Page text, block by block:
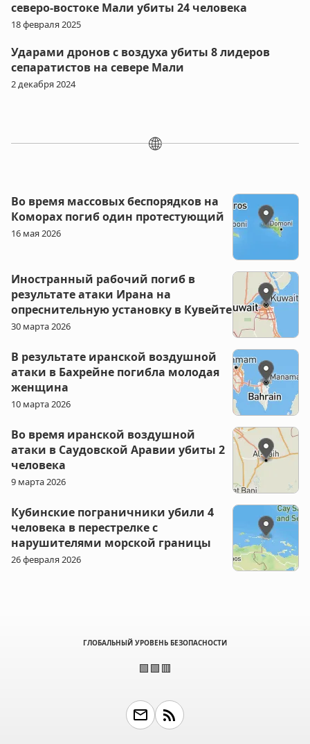
северо-востоке Мали убиты 24 человека
18 февраля 2025
Ударами дронов с воздуха убиты 8 лидеров
сепаратистов на севере Мали
2 декабря 2024
🌐
Во время массовых беспорядков на
Коморах погиб один протестующий
16 мая 2026
Иностранный рабочий погиб в
результате атаки Ирана на
опреснительную установку в Кувейте
30 марта 2026
В результате иранской воздушной
атаки в Бахрейне погибла молодая
женщина
10 марта 2026
Во время иранской воздушной
атаки в Саудовской Аравии убиты 2
человека
9 марта 2026
Кубинские пограничники убили 4
человека в перестрелке с
нарушителями морской границы
26 февраля 2026
ГЛОБАЛЬНЫЙ УРОВЕНЬ БЕЗОПАСНОСТИ
🟩🟩🟥
email rss_feed